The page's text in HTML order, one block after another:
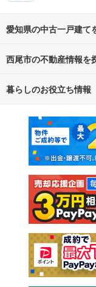
愛知県の中古一戸建て
路線・駅から探す
通勤・通学時間から
西尾市の不動産情報を
不動産・住宅
新築マンション
新築一戸建て
注文住宅
売却査定
暮らしのお役立ち情報
マンションカタログ